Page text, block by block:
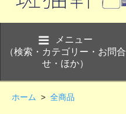
メニュー
（検索・カテゴリー・お問合
せ・ほか）
ホーム > 全商品